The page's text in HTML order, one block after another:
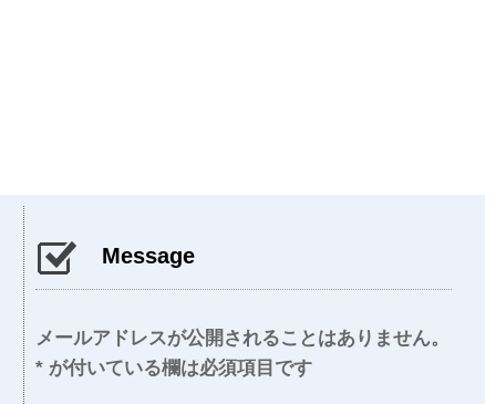
Message
メールアドレスが公開されることはありません。
* が付いている欄は必須項目です